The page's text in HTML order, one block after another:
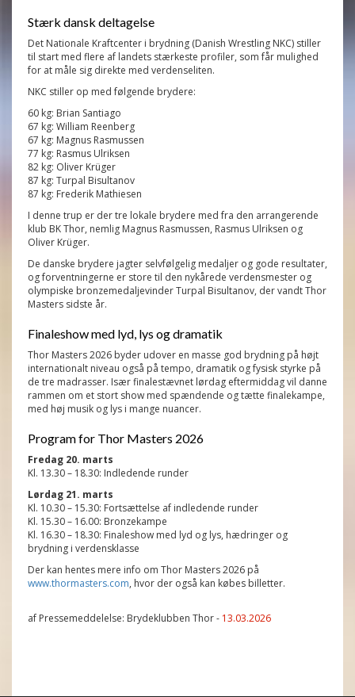
Stærk dansk deltagelse
Det Nationale Kraftcenter i brydning (Danish Wrestling NKC) stiller
til start med flere af landets stærkeste profiler, som får mulighed
for at måle sig direkte med verdenseliten.
NKC stiller op med følgende brydere:
60 kg: Brian Santiago
67 kg: William Reenberg
67 kg: Magnus Rasmussen
77 kg: Rasmus Ulriksen
82 kg: Oliver Krüger
87 kg: Turpal Bisultanov
87 kg: Frederik Mathiesen
I denne trup er der tre lokale brydere med fra den arrangerende
klub BK Thor, nemlig Magnus Rasmussen, Rasmus Ulriksen og
Oliver Krüger.
De danske brydere jagter selvfølgelig medaljer og gode resultater,
og forventningerne er store til den nykårede verdensmester og
olympiske bronzemedaljevinder Turpal Bisultanov, der vandt Thor
Masters sidste år.
Finaleshow med lyd, lys og dramatik
Thor Masters 2026 byder udover en masse god brydning på højt
internationalt niveau også på tempo, dramatik og fysisk styrke på
de tre madrasser. Især finalestævnet lørdag eftermiddag vil danne
rammen om et stort show med spændende og tætte finalekampe,
med høj musik og lys i mange nuancer.
Program for Thor Masters 2026
Fredag 20. marts
Kl. 13.30 – 18.30: Indledende runder
Lørdag 21. marts
Kl. 10.30 – 15.30: Fortsættelse af indledende runder
Kl. 15.30 – 16.00: Bronzekampe
Kl. 16.30 – 18.30: Finaleshow med lyd og lys, hædringer og
brydning i verdensklasse
Der kan hentes mere info om Thor Masters 2026 på
www.thormasters.com, hvor der også kan købes billetter.
af Pressemeddelelse: Brydeklubben Thor - 13.03.2026